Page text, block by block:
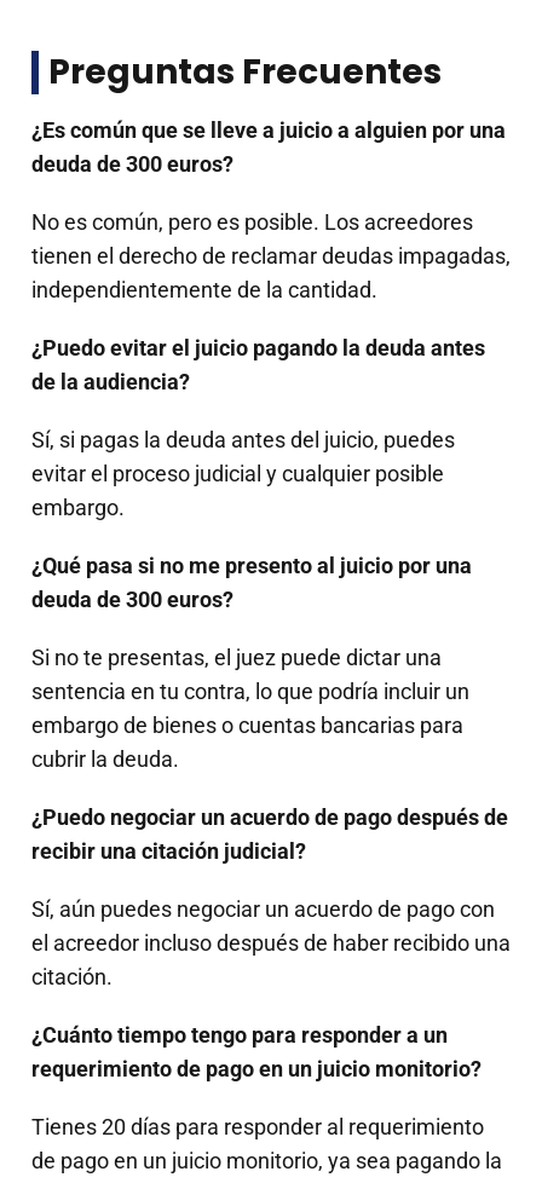
Preguntas Frecuentes
¿Es común que se lleve a juicio a alguien por una
deuda de 300 euros?
No es común, pero es posible. Los acreedores
tienen el derecho de reclamar deudas impagadas,
independientemente de la cantidad.
¿Puedo evitar el juicio pagando la deuda antes
de la audiencia?
Sí, si pagas la deuda antes del juicio, puedes
evitar el proceso judicial y cualquier posible
embargo.
¿Qué pasa si no me presento al juicio por una
deuda de 300 euros?
Si no te presentas, el juez puede dictar una
sentencia en tu contra, lo que podría incluir un
embargo de bienes o cuentas bancarias para
cubrir la deuda.
¿Puedo negociar un acuerdo de pago después de
recibir una citación judicial?
Sí, aún puedes negociar un acuerdo de pago con
el acreedor incluso después de haber recibido una
citación.
¿Cuánto tiempo tengo para responder a un
requerimiento de pago en un juicio monitorio?
Tienes 20 días para responder al requerimiento
de pago en un juicio monitorio, ya sea pagando la